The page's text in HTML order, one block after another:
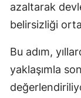
azaltarak
belirsizliği
Bu adım,
yaklaşımla